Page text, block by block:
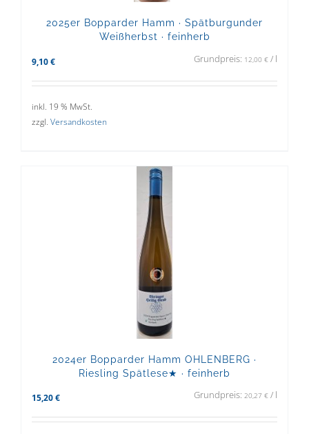
2025er Bopparder Hamm · Spätburgunder
Weißherbst · feinherb
9,10 € Grundpreis: 12,00 € / l
inkl. 19 % MwSt.
zzgl. Versandkosten
2024er Bopparder Hamm OHLENBERG ·
Riesling Spätlese★ · feinherb
15,20 € Grundpreis: 20,27 € / l